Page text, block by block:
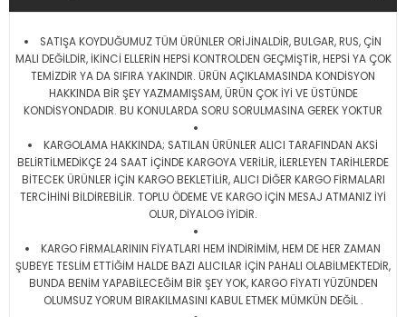
SATIŞA KOYDUĞUMUZ TÜM ÜRÜNLER ORİJİNALDİR, BULGAR, RUS, ÇİN
MALI DEĞİLDİR, İKİNCİ ELLERİN HEPSİ KONTROLDEN GEÇMİŞTİR, HEPSİ YA ÇOK
TEMİZDİR YA DA SIFIRA YAKINDIR. ÜRÜN AÇIKLAMASINDA KONDİSYON
HAKKINDA BİR ŞEY YAZMAMIŞSAM, ÜRÜN ÇOK İYİ VE ÜSTÜNDE
KONDİSYONDADIR. BU KONULARDA SORU SORULMASINA GEREK YOKTUR
KARGOLAMA HAKKINDA; SATILAN ÜRÜNLER ALICI TARAFINDAN AKSİ
BELİRTİLMEDİKÇE 24 SAAT İÇİNDE KARGOYA VERİLİR, İLERLEYEN TARİHLERDE
BİTECEK ÜRÜNLER İÇİN KARGO BEKLETİLİR, ALICI DİĞER KARGO FİRMALARI
TERCİHİNİ BİLDİREBİLİR. TOPLU ÖDEME VE KARGO İÇİN MESAJ ATMANIZ İYİ
OLUR, DİYALOG İYİDİR.
KARGO FİRMALARININ FİYATLARI HEM İNDİRİMİM, HEM DE HER ZAMAN
ŞUBEYE TESLİM ETTİĞİM HALDE BAZI ALICILAR İÇİN PAHALI OLABİLMEKTEDİR,
BUNDA BENİM YAPABİLECEĞİM BİR ŞEY YOK, KARGO FİYATI YÜZÜNDEN
OLUMSUZ YORUM BIRAKILMASINI KABUL ETMEK MÜMKÜN DEĞİL .